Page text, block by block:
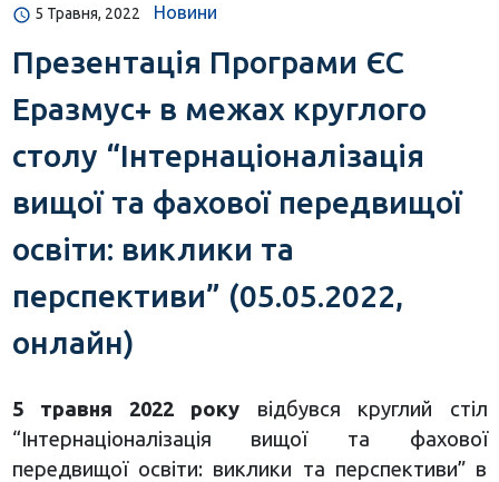
5 Травня, 2022 Новини
Презентація Програми ЄС
Еразмус+ в межах круглого
столу “Інтернаціоналізація
вищої та фахової передвищої
освіти: виклики та
перспективи” (05.05.2022,
онлайн)
5 травня 2022 року відбувся круглий стіл
“Інтернаціоналізація вищої та фахової
передвищої освіти: виклики та перспективи” в